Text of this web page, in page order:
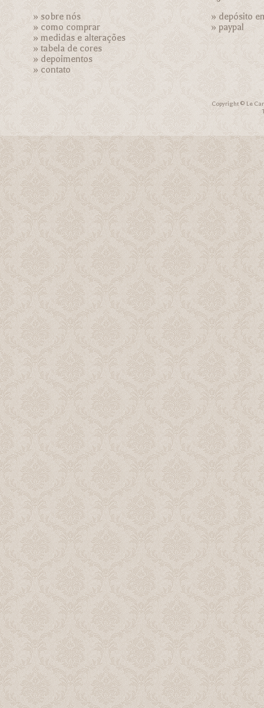
»sobre nós
»como comprar
»medidas e alterações
»tabela de cores
»depoimentos
»contato
» depósito
»paypal
Copyright © Le